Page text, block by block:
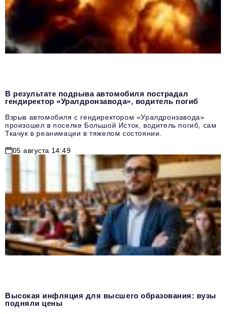
В результате подрыва автомобиля пострадал
гендиректор «Уралдронзавода», водитель погиб
Взрыв автомобиля с гендиректором «Уралдронзавода»
произошел в поселке Большой Исток, водитель погиб, сам
Ткачук в реанимации в тяжелом состоянии.
05 августа 14:49
Высокая инфляция для высшего образования: вузы
подняли цены